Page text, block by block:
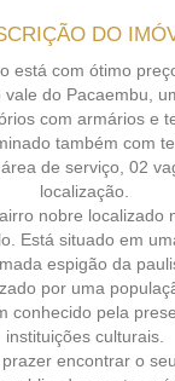
DO
está com ótimo
vale do Pacaembu,
com armários e
também com
de serviço, 02
localização.
nobre localizado
Está situado em
espigão da
por uma
conhecido pela
instituições culturais.
encontrar o